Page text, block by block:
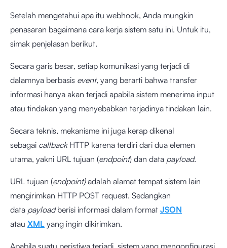
Setelah mengetahui apa itu webhook, Anda mungkin
penasaran bagaimana cara kerja sistem satu ini. Untuk itu,
simak penjelasan berikut.
Secara garis besar, setiap komunikasi yang terjadi di
dalamnya berbasis event, yang berarti bahwa transfer
informasi hanya akan terjadi apabila sistem menerima input
atau tindakan yang menyebabkan terjadinya tindakan lain.
Secara teknis, mekanisme ini juga kerap dikenal
sebagai callback HTTP karena terdiri dari dua elemen
utama, yakni URL tujuan (endpoint) dan data payload.
URL tujuan (endpoint)adalah alamat tempat sistem lain
mengirimkan HTTP POST request. Sedangkan
data payloadberisi informasi dalam format JSON
atau XML yang ingin dikirimkan.
Apabila suatu peristiwa terjadi, sistem yang mengonfigurasi